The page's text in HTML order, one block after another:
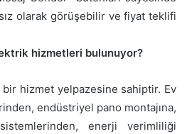
olarak görüşebilir ve fiyat teklifi
hizmetleri bulunuyor?
hizmet yelpazesine sahiptir. Ev
endüstriyel pano montajına,
enerji verimliliği